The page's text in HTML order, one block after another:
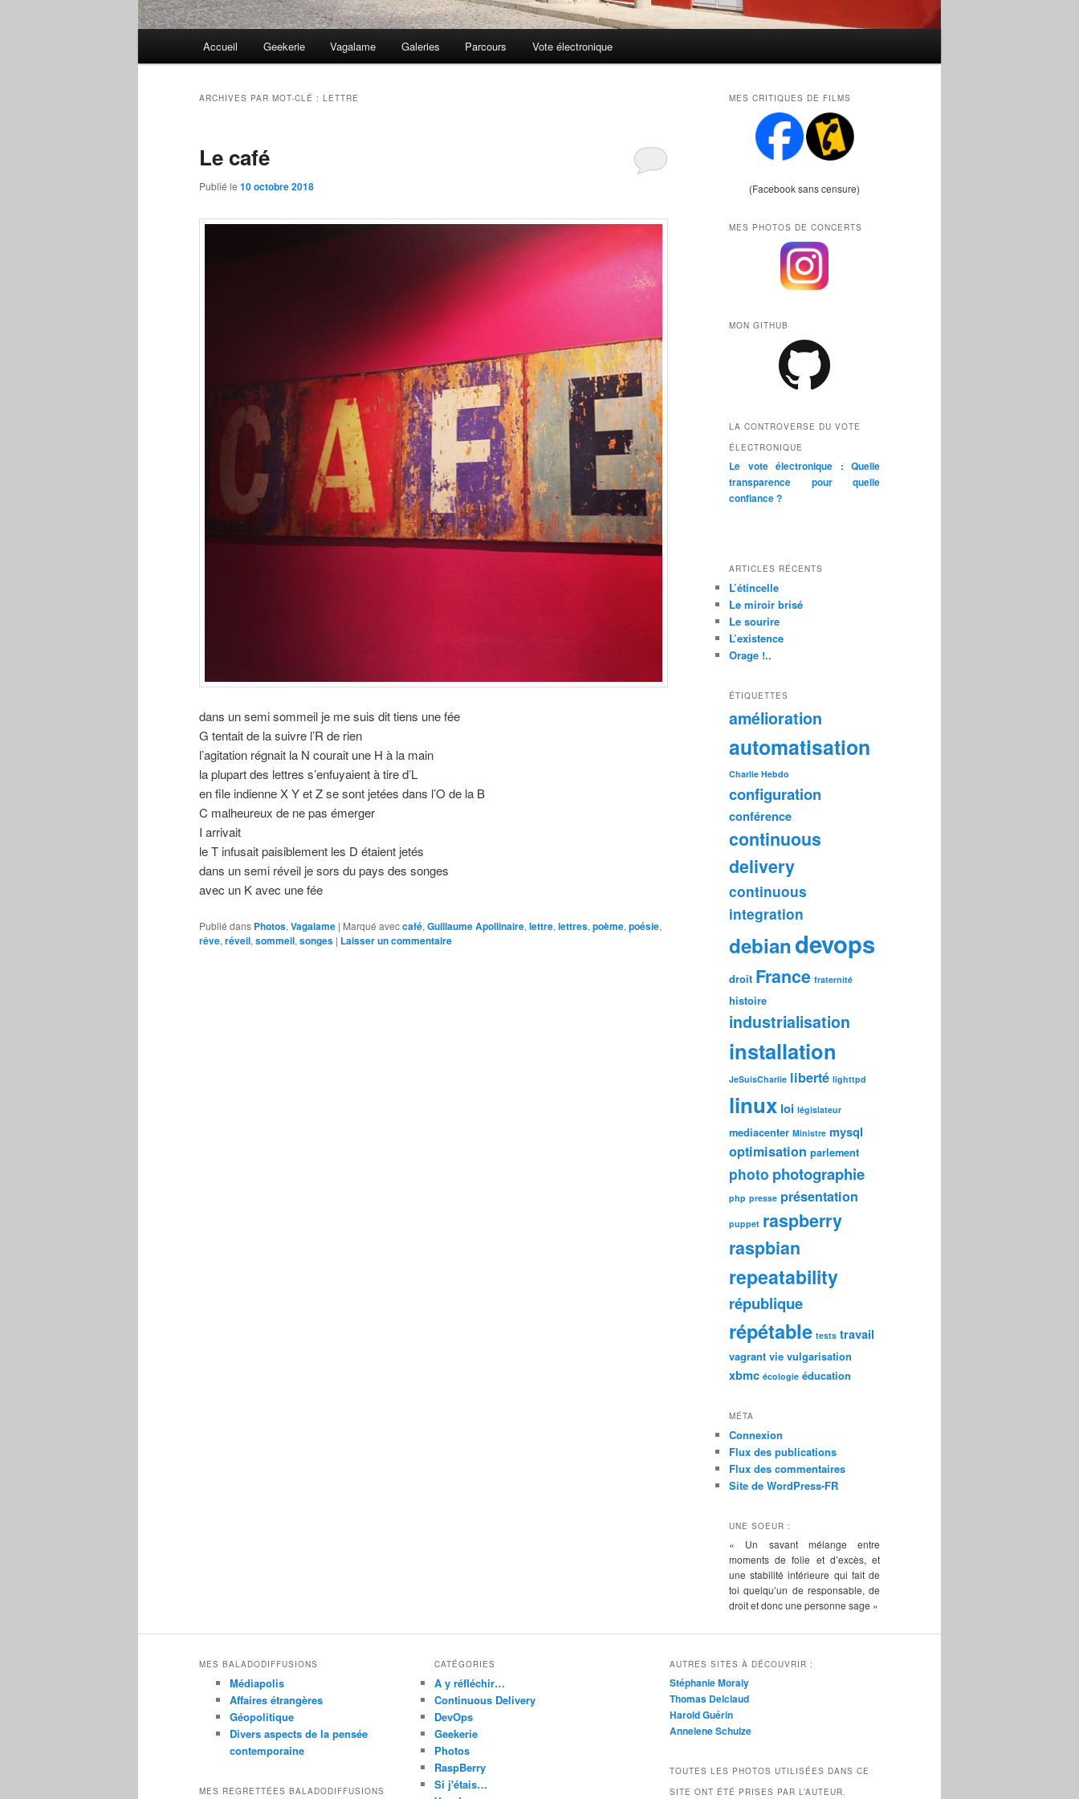
Accueil Geekerie Vagalame Galeries Parcours Vote électronique
ARCHIVES PAR MOT-CLÉ : LETTRE
Le café
Publié le 10 octobre 2018
dans un semi sommeil je me suis dit tiens une fée
G tentait de la suivre l’R de rien
l’agitation régnait la N courait une H à la main
la plupart des lettres s’enfuyaient à tire d’L
en file indienne X Y et Z se sont jetées dans l’O de la B
C malheureux de ne pas émerger
I arrivait
le T infusait paisiblement les D étaient jetés
dans un semi réveil je sors du pays des songes
avec un K avec une fée
Publié dans Photos, Vagalame | Marqué aveccafé, Guillaume Apollinaire, lettre, lettres, poème, poésie,
rêve, réveil, sommeil, songes | Laisser un commentaire
MES CRITIQUES DE FILMS
(Facebook sans censure)
MES PHOTOS DE CONCERTS
MON GITHUB
LA CONTROVERSE DU VOTE
ÉLECTRONIQUE
Le vote électronique : Quelle
transparence pour quelle
confiance ?
ARTICLES RÉCENTS
L’étincelle
Le miroir brisé
Le sourire
L’existence
Orage !..
ÉTIQUETTES
amélioration
automatisation
Charlie Hebdo
configuration
conférence
continuous
delivery
continuous
integration
debiandevops
droit France fraternité
histoire
industrialisation
installation
JeSuisCharlie liberté lighttpd
linux loi législateur
mediacenter Ministre mysql
optimisation parlement
photo photographie
php presse présentation
puppet raspberry
raspbian
repeatability
république
répétable tests travail
vagrant vie vulgarisation
xbmc écologie éducation
MÉTA
Connexion
Flux des publications
Flux des commentaires
Site de WordPress-FR
UNE SOEUR :
« Un savant mélange entre
moments de folie et d’excès, et
une stabilité intérieure qui fait de
toi quelqu’un de responsable, de
droit et donc une personne sage »
MES BALADODIFFUSIONS
Médiapolis
Affaires étrangères
Géopolitique
Divers aspects de la pensée
contemporaine
MES REGRETTÉES BALADODIFFUSIONS
CATÉGORIES
A y réfléchir…
Continuous Delivery
DevOps
Geekerie
Photos
RaspBerry
Si j'étais…
AUTRES SITES À DÉCOUVRIR :
Stéphanie Moraly
Thomas Delclaud
Harold Guérin
Annelene Schulze
TOUTES LES PHOTOS UTILISÉES DANS CE
SITE ONT ÉTÉ PRISES PAR L’AUTEUR.